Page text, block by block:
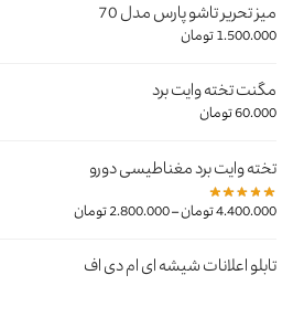
میز تحریر تاشو پارس مدل 70
1.500.000تومان
مگنت تخته وایت برد
60.000تومان
تخته وایت برد مغناطیسی دورو
4.400.000تومان–
2.800.000تومان
تابلو اعلانات شیشه ای ام دی اف